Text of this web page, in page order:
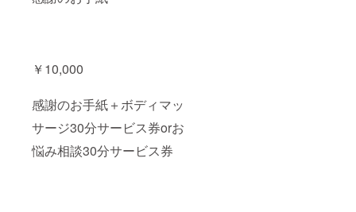
￥10,000
感謝のお手紙＋ボディマッ
サージ30分サービス券orお
悩み相談30分サービス券